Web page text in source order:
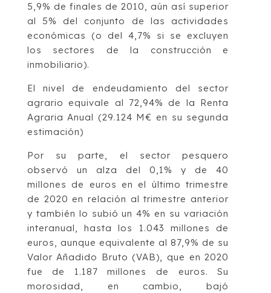
5,9% de finales de 2010, aún así superior
al 5% del conjunto de las actividades
económicas (o del 4,7% si se excluyen
los sectores de la construcción e
inmobiliario).
El nivel de endeudamiento del sector
agrario equivale al 72,94% de la Renta
Agraria Anual (29.124 M€ en su segunda
estimación)
Por su parte, el sector pesquero
observó un alza del 0,1% y de 40
millones de euros en el último trimestre
de 2020 en relación al trimestre anterior
y también lo subió un 4% en su variación
interanual, hasta los 1.043 millones de
euros, aunque equivalente al 87,9% de su
Valor Añadido Bruto (VAB), que en 2020
fue de 1.187 millones de euros. Su
morosidad, en cambio, bajó